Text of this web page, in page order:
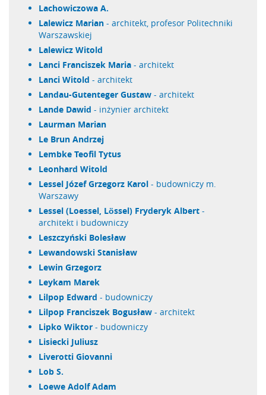
Lachowiczowa A.
Lalewicz Marian - architekt, profesor Politechniki
Warszawskiej
Lalewicz Witold
Lanci Franciszek Maria - architekt
Lanci Witold - architekt
Landau-Gutenteger Gustaw - architekt
Lande Dawid - inżynier architekt
Laurman Marian
Le Brun Andrzej
Lembke Teofil Tytus
Leonhard Witold
Lessel Józef Grzegorz Karol - budowniczy m.
Warszawy
Lessel (Loessel, Lössel) Fryderyk Albert -
architekt i budowniczy
Leszczyński Bolesław
Lewandowski Stanisław
Lewin Grzegorz
Leykam Marek
Lilpop Edward - budowniczy
Lilpop Franciszek Bogusław - architekt
Lipko Wiktor - budowniczy
Lisiecki Juliusz
Liverotti Giovanni
Lob S.
Loewe Adolf Adam